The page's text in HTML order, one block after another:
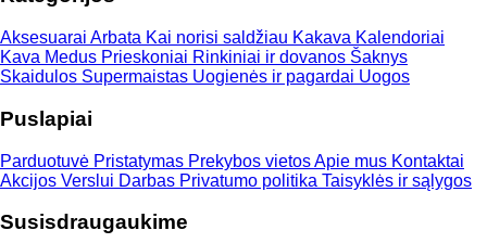
Aksesuarai Arbata Kai norisi saldžiau Kakava Kalendoriai
Kava Medus Prieskoniai Rinkiniai ir dovanos Šaknys
Skaidulos Supermaistas Uogienės ir pagardai Uogos
Puslapiai
Parduotuvė Pristatymas Prekybos vietosApie mus Kontaktai
Akcijos Verslui Darbas Privatumo politika Taisyklės ir sąlygos
Susisdraugaukime